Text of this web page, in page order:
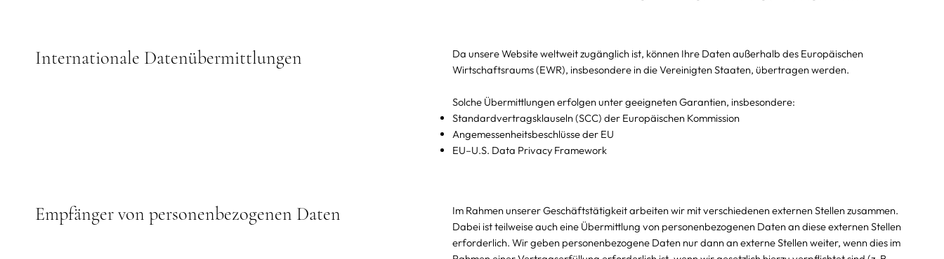
Internationale Datenübermittlungen
Da unsere Website weltweit zugänglich ist, können Ihre Daten außerhalb des Europäischen
Wirtschaftsraums (EWR), insbesondere in die Vereinigten Staaten, übertragen werden.
Solche Übermittlungen erfolgen unter geeigneten Garantien, insbesondere:
Standardvertragsklauseln (SCC) der Europäischen Kommission
Angemessenheitsbeschlüsse der EU
EU–U.S. Data Privacy Framework
Empfänger von personenbezogenen Daten
Im Rahmen unserer Geschäftstätigkeit arbeiten wir mit verschiedenen externen Stellen zusammen.
Dabei ist teilweise auch eine Übermittlung von personenbezogenen Daten an diese externen Stellen
erforderlich. Wir geben personenbezogene Daten nur dann an externe Stellen weiter, wenn dies im